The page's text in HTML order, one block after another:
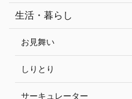
生活・暮らし
お見舞い
しりとり
サーキュレーター